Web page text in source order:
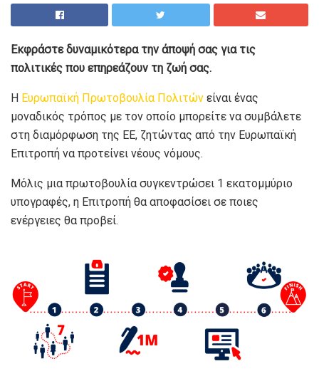
Εκφράστε δυναμικότερα την άποψή σας για τις
πολιτικές που επηρεάζουν τη ζωή σας.
Η Ευρωπαϊκή Πρωτοβουλία Πολιτών είναι ένας
μοναδικός τρόπος με τον οποίο μπορείτε να συμβάλετε
στη διαμόρφωση της ΕΕ, ζητώντας από την Ευρωπαϊκή
Επιτροπή να προτείνει νέους νόμους.
Μόλις μια πρωτοβουλία συγκεντρώσει 1 εκατομμύριο
υπογραφές, η Επιτροπή θα αποφασίσει σε ποιες
ενέργειες θα προβεί.